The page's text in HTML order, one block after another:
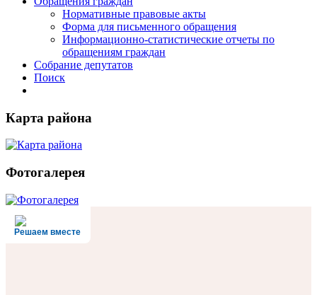
Нормативные правовые акты
Форма для письменного обращения
Информационно-статистические отчеты по
обращениям граждан
Собрание депутатов
Поиск
Карта района
Фотогалерея
Решаем вместе